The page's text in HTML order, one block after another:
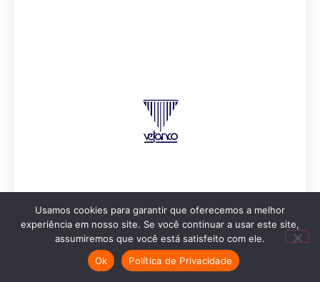
Usamos cookies para garantir que oferecemos a melhor
experiência em nosso site. Se você continuar a usar este site,
assumiremos que você está satisfeito com ele.
Ok
Política de Privacidade